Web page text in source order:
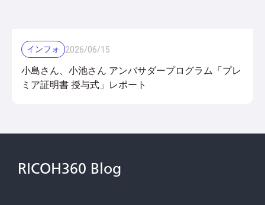
インフォ 2026/06/15
小島さん、小池さん アンバサダープログラム「プレ
ミア証明書 授与式」レポート
RICOH360 Blog